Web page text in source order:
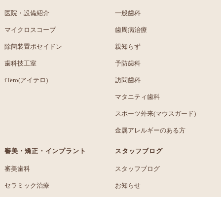
医院・設備紹介
マイクロスコープ
除菌装置ポセイドン
歯科技工室
iTero(アイテロ)
一般歯科
歯周病治療
親知らず
予防歯科
訪問歯科
マタニティ歯科
スポーツ外来(マウスガード)
金属アレルギーのある方
審美・矯正・インプラント
審美歯科
セラミック治療
スタッフブログ
スタッフブログ
お知らせ